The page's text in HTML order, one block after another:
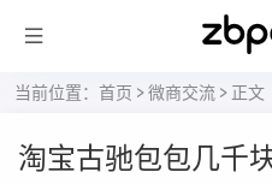
当前位置： 首页 >微商交流 > 正文
淘宝古驰包包几千